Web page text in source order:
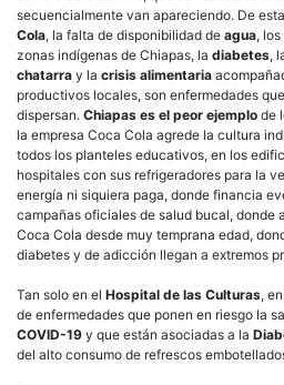
secuencialmente van apareciendo. De
Cola, la falta de disponibilidad de agua, los
zonas indígenas de Chiapas, la diabetes,
chatarra y la crisis alimentaria
productivos locales, son enfermedades
dispersan. Chiapas es el peor ejemplo de
la empresa Coca Cola agrede la cultura
todos los planteles educativos, en los
hospitales con sus refrigeradores para la
energía ni siquiera paga, donde financia
campañas oficiales de salud bucal, donde
Coca Cola desde muy temprana edad,
diabetes y de adicción llegan a extremos
Tan solo en el Hospital de las Culturas,
de enfermedades que ponen en riesgo la
COVID-19 y que están asociadas a la
del alto consumo de refrescos